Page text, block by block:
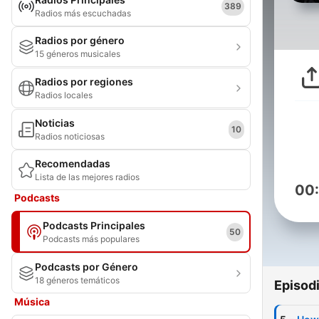
Radios más escuchadas
389
Radios por género
15 géneros musicales
Radios por regiones
Radios locales
Noticias
Radios noticiosas
10
Recomendadas
Lista de las mejores radios
Podcasts
Podcasts Principales
Podcasts más populares
50
Podcasts por Género
18 géneros temáticos
Música